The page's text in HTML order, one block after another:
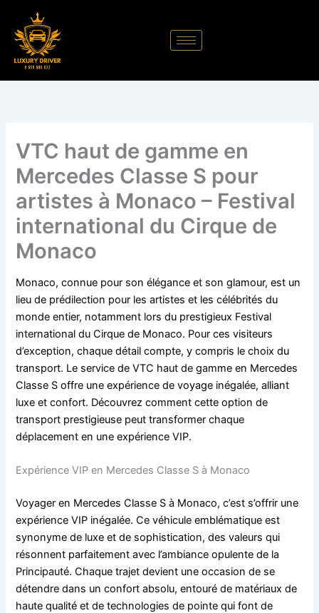
contenu
VTC haut de gamme en
Mercedes Classe S pour
artistes à Monaco – Festival
international du Cirque de
Monaco
Monaco, connue pour son élégance et son glamour, est un
lieu de prédilection pour les artistes et les célébrités du
monde entier, notamment lors du prestigieux Festival
international du Cirque de Monaco. Pour ces visiteurs
d’exception, chaque détail compte, y compris le choix du
transport. Le service de VTC haut de gamme en Mercedes
Classe S offre une expérience de voyage inégalée, alliant
luxe et confort. Découvrez comment cette option de
transport prestigieuse peut transformer chaque
déplacement en une expérience VIP.
Expérience VIP en Mercedes Classe S à Monaco
Voyager en Mercedes Classe S à Monaco, c’est s’offrir une
expérience VIP inégalée. Ce véhicule emblématique est
synonyme de luxe et de sophistication, des valeurs qui
résonnent parfaitement avec l’ambiance opulente de la
Principauté. Chaque trajet devient une occasion de se
détendre dans un confort absolu, entouré de matériaux de
haute qualité et de technologies de pointe qui font de